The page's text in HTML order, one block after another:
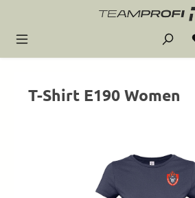
Zum Hauptinhalt springen
T-Shirt E190 Women